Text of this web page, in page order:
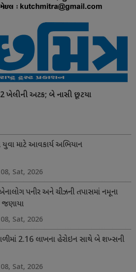
ખેલીની અટક; બે નાસી છૂટયા
માટે આવકાર્ય અભિયાન
Sat, 2026
પનીર અને ચીઝની તપાસમાં નમૂના
જણાયા
Sat, 2026
2.16 લાખના હેરોઇન સાથે બે શખ્સની
Sat, 2026